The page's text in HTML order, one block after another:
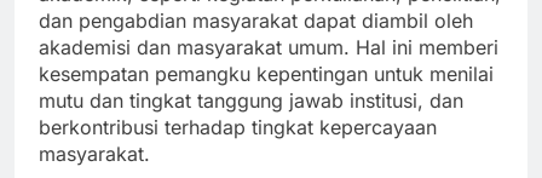
dan pengabdian masyarakat dapat diambil oleh
akademisi dan masyarakat umum. Hal ini memberi
kesempatan pemangku kepentingan untuk menilai
mutu dan tingkat tanggung jawab institusi, dan
berkontribusi terhadap tingkat kepercayaan
masyarakat.